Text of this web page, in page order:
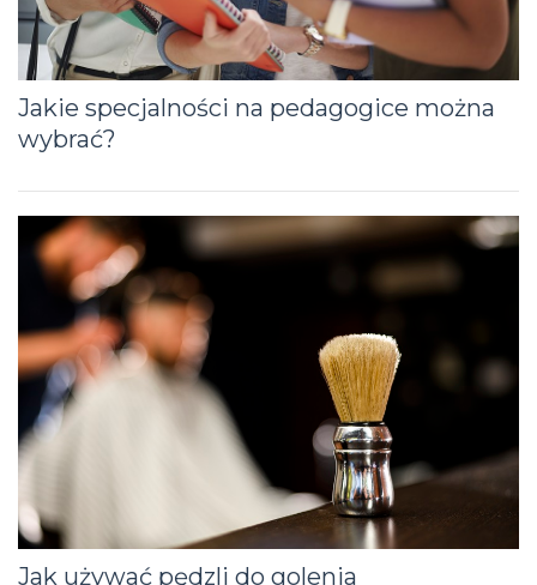
Jakie specjalności na pedagogice można
wybrać?
Jak używać pędzli do golenia